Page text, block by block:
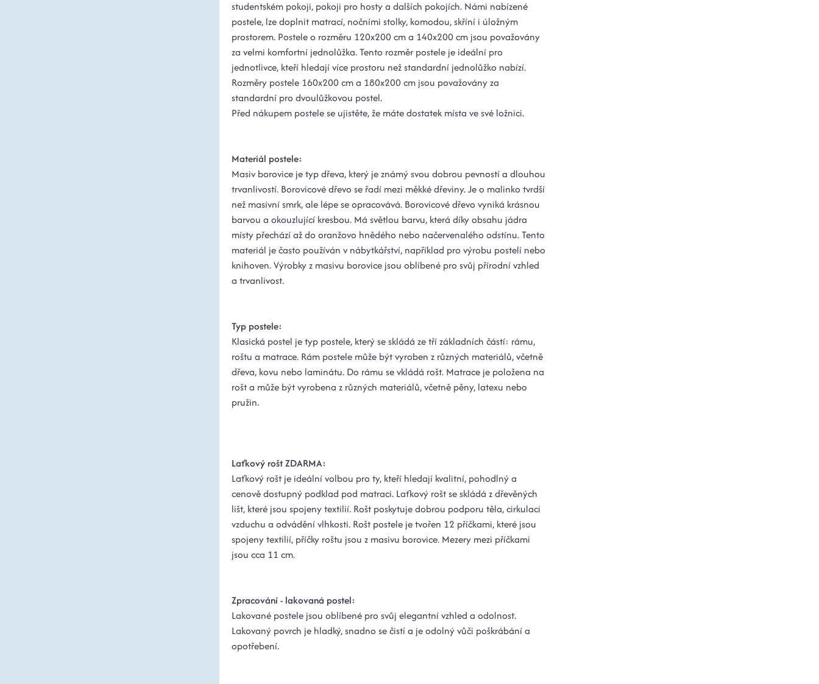
studentském pokoji, pokoji pro hosty a dalších pokojích. Námi nabízené
postele, lze doplnit matrací, nočními stolky, komodou, skříní i úložným
prostorem. Postele o rozměru 120x200 cm a 140x200 cm jsou považovány
za velmi komfortní jednolůžka. Tento rozměr postele je ideální pro
jednotlivce, kteří hledají více prostoru než standardní jednolůžko nabízí.
Rozměry postele 160x200 cm a 180x200 cm jsou považovány za
standardní pro dvoulůžkovou postel.
Před nákupem postele se ujistěte, že máte dostatek místa ve své ložnici.
Materiál postele:
Masiv borovice je typ dřeva, který je známý svou dobrou pevností a dlouhou
trvanlivostí. Borovicové dřevo se řadí mezi měkké dřeviny. Je o malinko tvrdší
než masivní smrk, ale lépe se opracovává. Borovicové dřevo vyniká krásnou
barvou a okouzlující kresbou. Má světlou barvu, která díky obsahu jádra
místy přechází až do oranžovo hnědého nebo načervenalého odstínu. Tento
materiál je často používán v nábytkářství, například pro výrobu postelí nebo
knihoven. Výrobky z masivu borovice jsou oblíbené pro svůj přírodní vzhled
a trvanlivost.
Typ postele:
Klasická postel je typ postele, který se skládá ze tří základních částí: rámu,
roštu a matrace. Rám postele může být vyroben z různých materiálů, včetně
dřeva, kovu nebo laminátu. Do rámu se vkládá rošt. Matrace je položena na
rošt a může být vyrobena z různých materiálů, včetně pěny, latexu nebo
pružin.
Laťkový rošt ZDARMA:
Laťkový rošt je ideální volbou pro ty, kteří hledají kvalitní, pohodlný a
cenově dostupný podklad pod matraci. Laťkový rošt se skládá z dřevěných
lišt, které jsou spojeny textilií. Rošt poskytuje dobrou podporu těla, cirkulaci
vzduchu a odvádění vlhkosti. Rošt postele je tvořen 12 příčkami, které jsou
spojeny textilií, příčky roštu jsou z masivu borovice. Mezery mezi příčkami
jsou cca 11 cm.
Zpracování - lakovaná postel:
Lakované postele jsou oblíbené pro svůj elegantní vzhled a odolnost.
Lakovaný povrch je hladký, snadno se čistí a je odolný vůči poškrábání a
opotřebení.